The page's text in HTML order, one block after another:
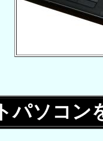
パソコン